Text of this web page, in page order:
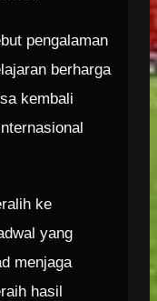
pengalaman
berharga
kembali
ke
yang
menjaga
hasil